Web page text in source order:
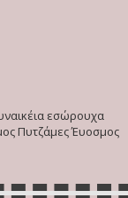
εσώρουχα
Πυτζάμες Έυοσμος